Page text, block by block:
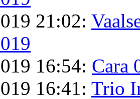
21:02:
16:54: Cara
16:41: Trio